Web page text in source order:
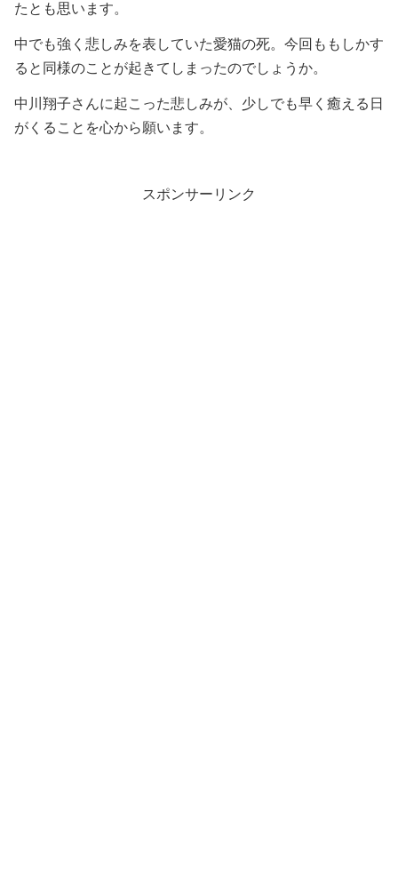
たとも思います。
中でも強く悲しみを表していた愛猫の死。今回ももしかす
ると同様のことが起きてしまったのでしょうか。
中川翔子さんに起こった悲しみが、少しでも早く癒える日
がくることを心から願います。
スポンサーリンク